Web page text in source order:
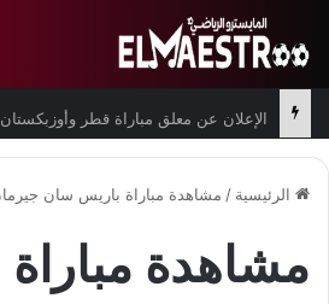
الإعلان عن معلق مباراة قطر
الرئيسية / مشاهدة مباراة باريس سان
مشاهدة